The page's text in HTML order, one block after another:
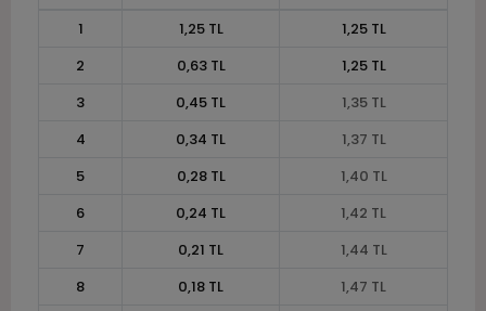
1
1,25 TL
1,25 TL
2
0,63 TL
1,25 TL
3
0,45 TL
1,35 TL
4
0,34 TL
1,37 TL
5
0,28 TL
1,40 TL
6
0,24 TL
1,42 TL
7
0,21 TL
1,44 TL
8
0,18 TL
1,47 TL